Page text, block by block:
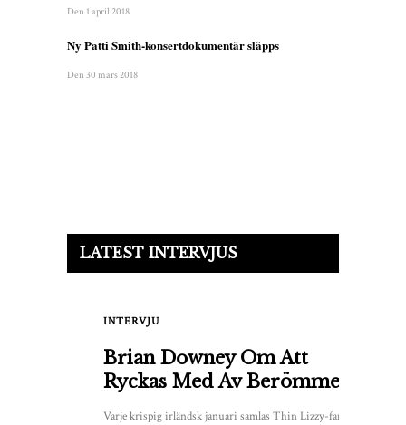
Den 1 april 2018
Ny Patti Smith-konsertdokumentär släpps
Den 30 mars 2018
LATEST INTERVJUS
INTERVJU
Brian Downey Om Att
Ryckas Med Av Berömmelse
Varje krispig irländsk januari samlas Thin Lizzy-fans för